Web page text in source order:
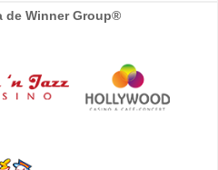
de Winner Group®